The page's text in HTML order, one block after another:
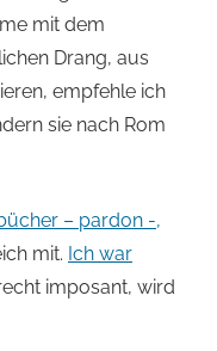
mit dem
Drang, aus
empfehle ich
sie nach Rom
– pardon -,
mit. Ich war
imposant, wird